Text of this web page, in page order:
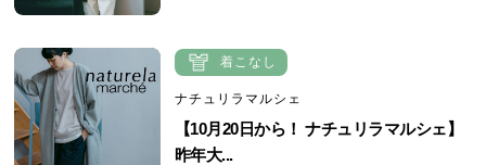
着こなし
ナチュリラマルシェ
【10月20日から！ ナチュリラマルシェ】
昨年大...